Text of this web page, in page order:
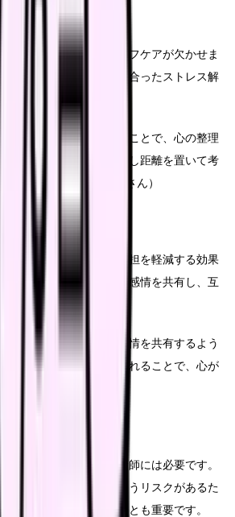
めには、日常的なセルフケアが欠かせま
ーナリングなど、自分に合ったストレス解
ことが重要です。
た感情を日記に書き出すことで、心の整理
も言語化することで、少し距離を置いて考
」（助産師歴11年・Oさん）
との対話は、感情的な負担を軽減する効果
ースに関わった後は、感情を共有し、互
大切です。
後は、必ず同僚とその感情を共有するよう
だけじゃない』と感じられることで、心が
8年・Pさん）
の線引きを学ぶ
感を保つスキルも助産師には必要です。
ぎると燃え尽きてしまうリスクがあるた
しての線引きを学ぶことも重要です。